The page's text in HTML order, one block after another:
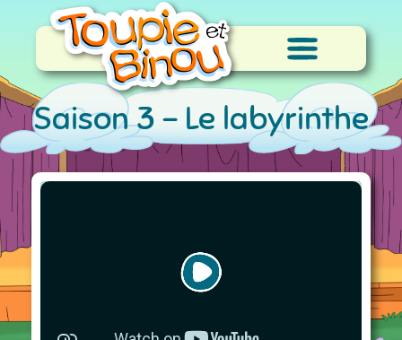
Saison 3 - Le labyrinthe